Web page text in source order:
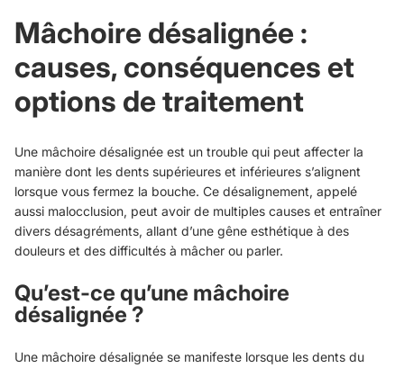
Mâchoire désalignée :
causes, conséquences et
options de traitement
Une mâchoire désalignée est un trouble qui peut affecter la
manière dont les dents supérieures et inférieures s’alignent
lorsque vous fermez la bouche. Ce désalignement, appelé
aussi malocclusion, peut avoir de multiples causes et entraîner
divers désagréments, allant d’une gêne esthétique à des
douleurs et des difficultés à mâcher ou parler.
Qu’est-ce qu’une mâchoire
désalignée ?
Une mâchoire désalignée se manifeste lorsque les dents du